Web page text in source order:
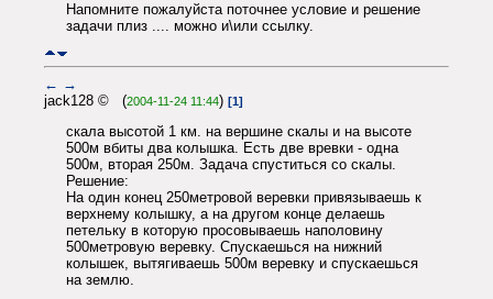
Напомните пожалуйста поточнее условие и решение
задачи плиз .... можно и\или ссылку.
← →
jack128 © (2004-11-24 11:44) [1]
скала высотой 1 км. на вершине скалы и на высоте
500м вбиты два колышка. Есть две вревки - одна
500м, вторая 250м. Задача спуститься со скалы.
Решение:
На один конец 250метровой веревки привязываешь к
верхнему колышку, а на другом конце делаешь
петельку в которую просовываешь наполовину
500метровую веревку. Спускаешься на нижний
колышек, вытягиваешь 500м веревку и спускаешься
на землю.